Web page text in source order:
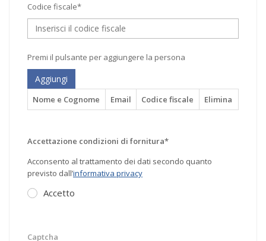
Codice fiscale*
Premi il pulsante per aggiungere la persona
Aggiungi
Nome e Cognome Email Codice fiscale Elimina
Accettazione condizioni di fornitura*
Acconsento al trattamento dei dati secondo quanto
previsto dall’informativa privacy
Accetto
Captcha